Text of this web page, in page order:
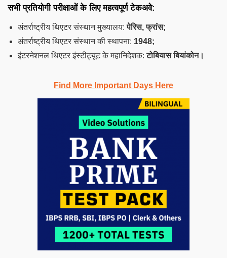
सभी प्रतियोगी परीक्षाओं के लिए महत्वपूर्ण टेकअवे:
अंतर्राष्ट्रीय थिएटर संस्थान मुख्यालय:पेरिस, फ्रांस;
अंतर्राष्ट्रीय थिएटर संस्थान की स्थापना: 1948;
इंटरनेशनल थिएटर इंस्टीट्यूट के महानिदेशक:टोबियास बियांकोन।
Find More Important Days Here